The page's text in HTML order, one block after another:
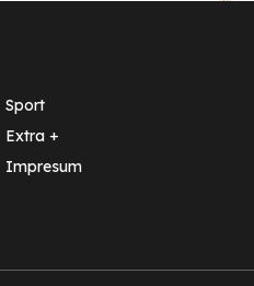
Sport
Extra +
Impresum